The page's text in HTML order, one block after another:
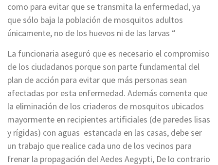
como para evitar que se transmita la enfermedad, ya
que sólo baja la población de mosquitos adultos
únicamente, no de los huevos ni de las larvas “
La funcionaria aseguró que es necesario el compromiso
de los ciudadanos porque son parte fundamental del
plan de acción para evitar que más personas sean
afectadas por esta enfermedad. Además comenta que
la eliminación de los criaderos de mosquitos ubicados
mayormente en recipientes artificiales (de paredes lisas
y rígidas) con aguas estancada en las casas, debe ser
un trabajo que realice cada uno de los vecinos para
frenar la propagación del Aedes Aegypti, De lo contrario